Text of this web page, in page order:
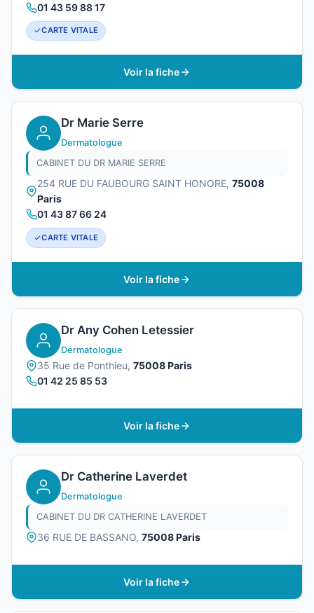
01 43 59 88 17
CARTE VITALE
Voir la fiche
Dr Marie Serre
Dermatologue
CABINET DU DR MARIE SERRE
254 RUE DU FAUBOURG SAINT HONORE, 75008
Paris
01 43 87 66 24
CARTE VITALE
Voir la fiche
Dr Any Cohen Letessier
Dermatologue
35 Rue de Ponthieu, 75008 Paris
01 42 25 85 53
Voir la fiche
Dr Catherine Laverdet
Dermatologue
CABINET DU DR CATHERINE LAVERDET
36 RUE DE BASSANO, 75008 Paris
Voir la fiche